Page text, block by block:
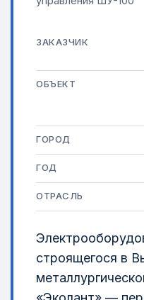
ЗАКАЗЧИК
ОБЪЕКТ
ГОРОД
ГОД
ОТРАСЛЬ
строящегося в